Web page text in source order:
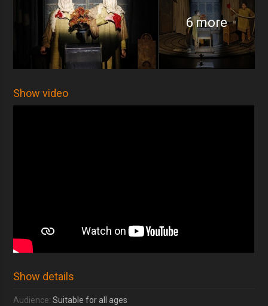
6 more
Show video
Show details
Audience:Suitable for all ages